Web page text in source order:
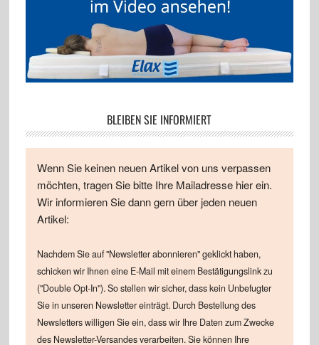
BLEIBEN SIE INFORMIERT
Wenn Sie keinen neuen Artikel von uns verpassen
möchten, tragen Sie bitte Ihre Mailadresse hier ein.
Wir informieren Sie dann gern über jeden neuen
Artikel:
Nachdem Sie auf "Newsletter abonnieren" geklickt haben,
schicken wir Ihnen eine E-Mail mit einem Bestätigungslink zu
("Double Opt-In"). So stellen wir sicher, dass kein Unbefugter
Sie in unseren Newsletter einträgt. Durch Bestellung des
Newsletters willigen Sie ein, dass wir Ihre Daten zum Zwecke
des Newsletter-Versandes verarbeiten. Sie können Ihre